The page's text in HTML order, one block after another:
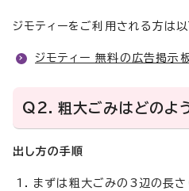
ジモティーをご利用される方は以
ジモティー 無料の広告掲示
Q2．粗大ごみはどのよ
出し方の手順
まずは粗大ごみの3辺の長さ